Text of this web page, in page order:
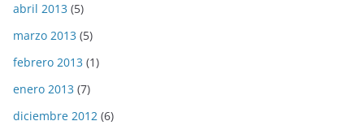
abril 2013 (5)
marzo 2013 (5)
febrero 2013 (1)
enero 2013 (7)
diciembre 2012 (6)